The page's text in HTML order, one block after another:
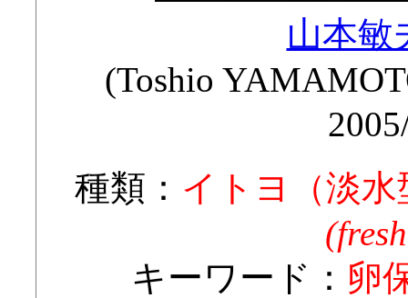
山本敏
(Toshio
種類： イトヨ（淡水
キーワード： 卵